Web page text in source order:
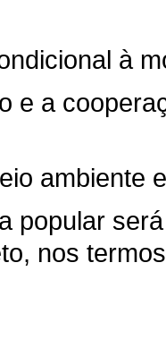
à
e a
ambiente
popular
nos